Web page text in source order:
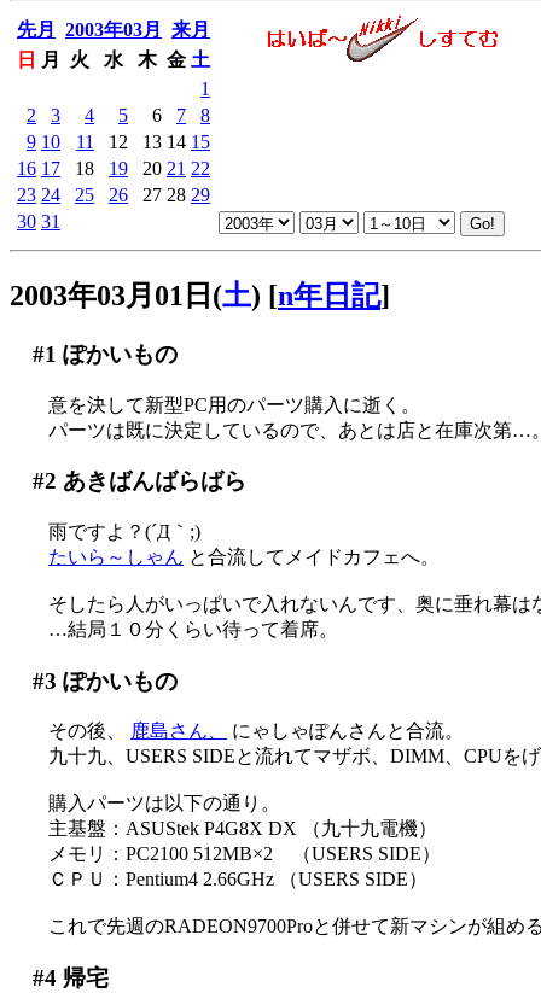
先月 2003年03月
来月
日
月 火 水 木 金 土
1
2
3 4 5 6 7
8
9 10 11 12 13 14 15
16 17 18 19 20 21 22
23 24 25 26 27 28 29
30 31
2003年03月01日(土) [n年日記]
#1 ぽかいもの
意を決して新型PC用のパーツ購入に逝く。
パーツは既に決定しているので、あとは店と在庫次第…。
#2 あきばんばらばら
雨ですよ？(´Д｀;)
たいら～しゃん と合流してメイドカフェへ。
そしたら人がいっぱいで入れないんです、奥に垂れ幕は
…結局１０分くらい待って着席。
#3 ぽかいもの
その後、 鹿島さん、
にゃしゃぽんさんと合流。
九十九、USERS SIDEと流れてマザボ、DIMM、CPUを
購入パーツは以下の通り。
主基盤：ASUStek P4G8X DX （九十九電機）
メモリ：PC2100 512MB×2 （USERS SIDE）
ＣＰＵ：Pentium4 2.66GHz （USERS SIDE）
これで先週のRADEON9700Proと併せて新マシンが組め
#4帰宅